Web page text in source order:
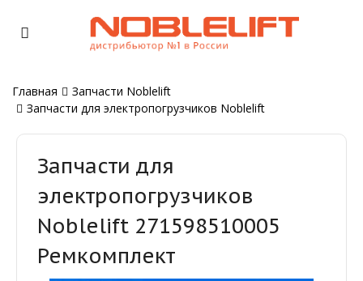
Главная
Запчасти Noblelift
Запчасти для электропогрузчиков Noblelift
Запчасти для
электропогрузчиков
Noblelift 271598510005
Ремкомплект